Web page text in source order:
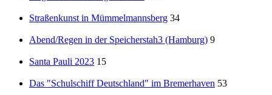
Straßenkunst in Mümmelmannsberg 34
Abend/Regen in der Speicherstah3 (Hamburg) 9
Santa Pauli 2023 15
Das "Schulschiff Deutschland" im Bremerhaven 53